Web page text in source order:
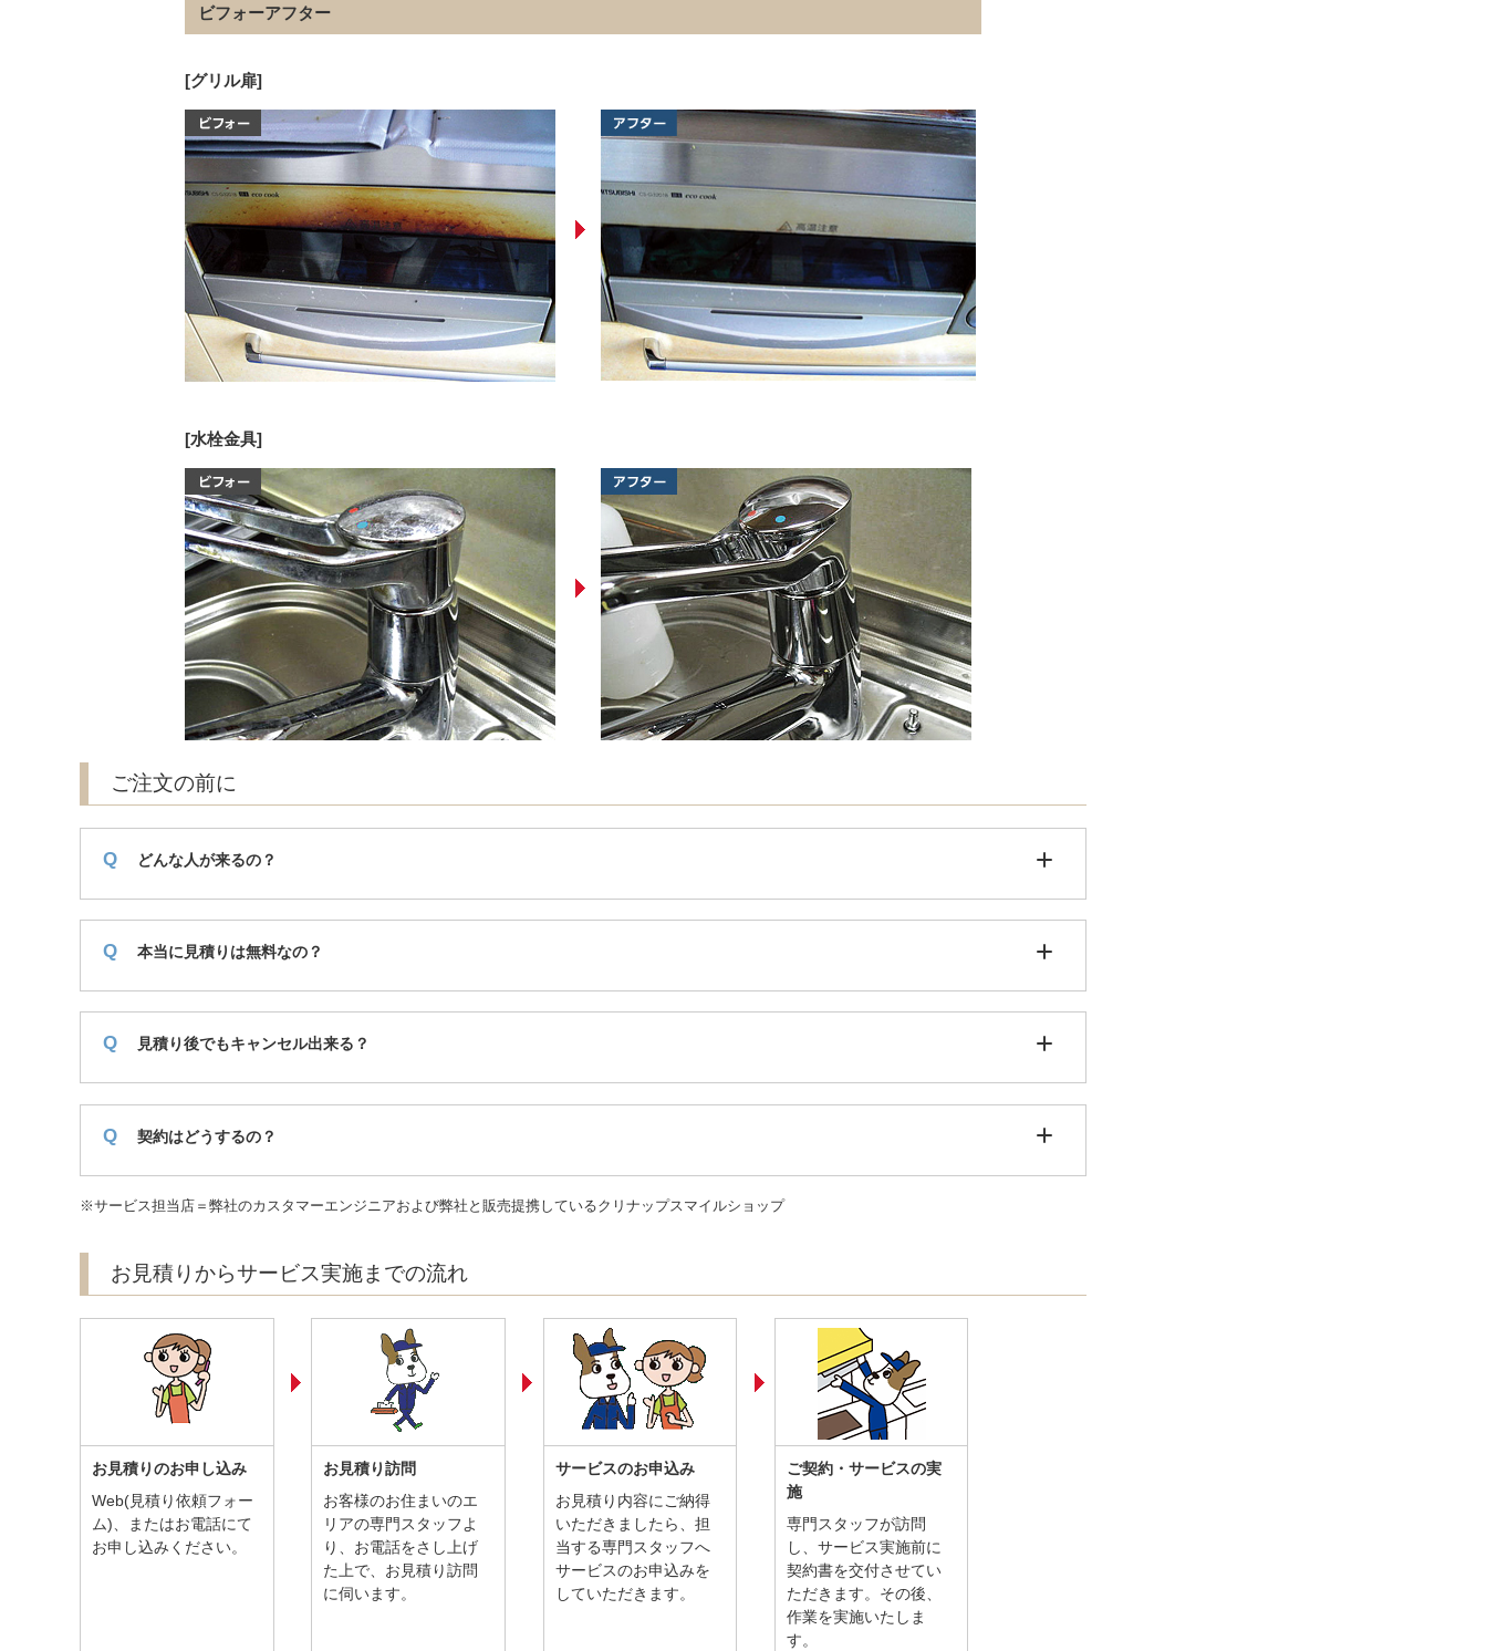
ビフォーアフター
[グリル扉]
[水栓金具]
ご注文の前に
どんな人が来るの？
本当に見積りは無料なの？
見積り後でもキャンセル出来る？
契約はどうするの？
※サービス担当店＝弊社のカスタマーエンジニアおよび弊社と販売提携しているクリナップスマイルショップ
お見積りからサービス実施までの流れ
お見積りのお申し込み
Web(見積り依頼フォー
ム)、またはお電話にて
お申し込みください。
お見積り訪問
お客様のお住まいのエ
リアの専門スタッフよ
り、お電話をさし上げ
た上で、お見積り訪問
に伺います。
サービスのお申込み
お見積り内容にご納得
いただきましたら、担
当する専門スタッフへ
サービスのお申込みを
していただきます。
ご契約・サービスの実
施
専門スタッフが訪問
し、サービス実施前に
契約書を交付させてい
ただきます。その後、
作業を実施いたしま
す。